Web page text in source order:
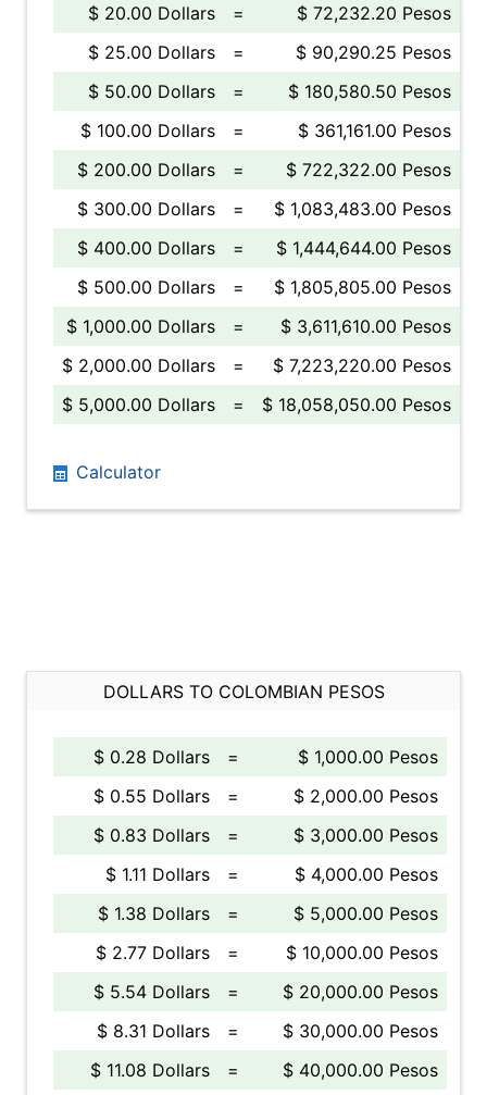
$ 20.00 Dollars
=
$ 72,232.20 Pesos
$ 25.00 Dollars
=
$ 90,290.25 Pesos
$ 50.00 Dollars
=
$ 180,580.50 Pesos
$ 100.00 Dollars
=
$ 361,161.00 Pesos
$ 200.00 Dollars
=
$ 722,322.00 Pesos
$ 300.00 Dollars
=
$ 1,083,483.00 Pesos
$ 400.00 Dollars
=
$ 1,444,644.00 Pesos
$ 500.00 Dollars
=
$ 1,805,805.00 Pesos
$ 1,000.00 Dollars
=
$ 3,611,610.00 Pesos
$ 2,000.00 Dollars
=
$ 7,223,220.00 Pesos
$ 5,000.00 Dollars
= $ 18,058,050.00 Pesos
Calculator
DOLLARS TO COLOMBIAN PESOS
$ 0.28 Dollars =
$ 1,000.00 Pesos
$ 0.55 Dollars
=
$ 2,000.00 Pesos
$ 0.83 Dollars
=
$ 3,000.00 Pesos
$ 1.11 Dollars
=
$ 4,000.00 Pesos
$ 1.38 Dollars
=
$ 5,000.00 Pesos
$ 2.77 Dollars
=
$ 10,000.00 Pesos
$ 5.54 Dollars
=
$ 20,000.00 Pesos
$ 8.31 Dollars
=
$ 30,000.00 Pesos
$ 11.08 Dollars
= $ 40,000.00 Pesos